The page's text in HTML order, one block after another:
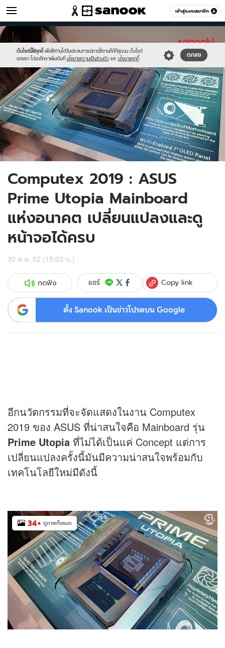
เข้าสู่ระบบสมาชิก
ไอที หมวดอื่นๆ
เว็บไซต์นี้ใช้คุกกี้ เพื่อให้ท่านได้รับประสบการณ์การใช้งานที่ดีที่สุดบน เว็บไซต์
ของเรา โปรดศึกษาเพิ่มเติมที่ นโยบายความเป็นส่วนตัว และ นโยบายคุกกี้
ตกลง
Sanook
//s.isanook.com/sr/0/images/logo-
new-
sanook.png
600
60
//s.isanook.com/hi/0/ud/295/1476547/utopia.jpg
Computex 2019 : ASUS
Prime Utopia Mainboard
แห่งอนาคต เปลี่ยนแปลงและดู
หน้าจอได้ครบ
30 พ.ค. 62 (15:03 น.)
กดฟัง แชร์ Copy link
ตั้ง Sanook เป็นข่าวโปรดบน Google
อีกนวัตกรรมที่จะจัดแสดงในงาน Computex
2019 ของ ASUS ที่น่าสนใจคือ Mainboard รุ่น
Prime Utopia ที่ไม่ได้เป็นแค่ Concept แต่การ
เปลี่ยนแปลงครั้งนี้มันมีความน่าสนใจพร้อมกับ
เทคโนโลยีใหม่มีดังนี้
34+ ดูภาพทั้งหมด